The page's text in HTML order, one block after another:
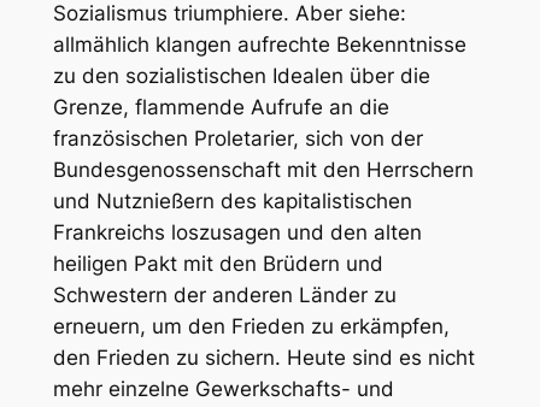
Sozialismus triumphiere. Aber siehe:
allmählich klangen aufrechte Bekenntnisse
zu den sozialistischen Idealen über die
Grenze, flammende Aufrufe an die
französischen Proletarier, sich von der
Bundesgenossenschaft mit den Herrschern
und Nutznießern des kapitalistischen
Frankreichs loszusagen und den alten
heiligen Pakt mit den Brüdern und
Schwestern der anderen Länder zu
erneuern, um den Frieden zu erkämpfen,
den Frieden zu sichern. Heute sind es nicht
mehr einzelne Gewerkschafts- und